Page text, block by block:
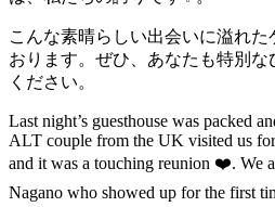
こんな素晴らしい出会いに溢れ
おります。ぜひ、あなたも特別
ください。
Last night’s guesthouse was packed
ALT couple from the UK visited us
and it was a touching reunion ❤️. We
Nagano who showed up for the first